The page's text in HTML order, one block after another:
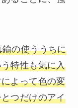
の使ううちに
特性も気に入
よって色の変
つだけのアイ